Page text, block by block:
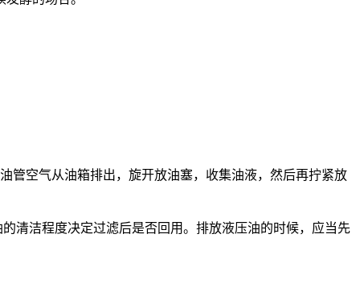
空气从油箱排出，旋开放油塞，收集油液，然后再拧紧放
清洁程度决定过滤后是否回用。排放液压油的时候，应当先